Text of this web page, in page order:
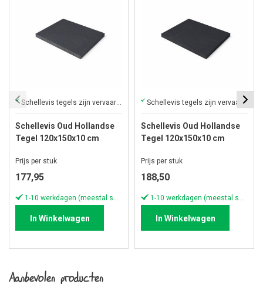
Schellevis tegels zijn vervaardigd uit hoogwaardig materiaal
Schellevis Oud Hollandse
Tegel 120x150x10 cm
Prijs per stuk
177,95
In Winkelwagen
Schellevis tegels zijn vervaardigd uit hoogwaardig materiaal
Schellevis Oud Hollandse
Tegel 120x150x10 cm
Prijs per stuk
188,50
In Winkelwagen
Aanbevolen producten